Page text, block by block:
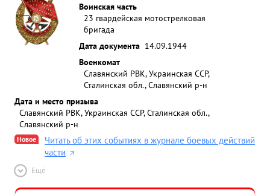
Воинская часть
23 гвардейская мотострелковая
бригада
Дата документа 14.09.1944
Военкомат
Славянский РВК, Украинская ССР,
Сталинская обл., Славянский р-н
Дата и место призыва
Славянский РВК, Украинская ССР, Сталинская обл.,
Славянский р-н
Новое
Читать об этих событиях в журнале боевых действий
части
Ещё